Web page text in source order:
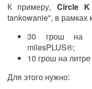
К примеру, Circle K
tankowanie", в рамках
30 грош на
milesPLUS®;
10 грош на
Для этого нужно: